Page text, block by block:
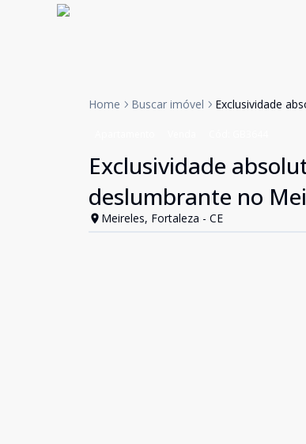
Home Buscar imóvel Exclusividade
Exclusividade
deslumbrante no
Meireles, Fortaleza - CE